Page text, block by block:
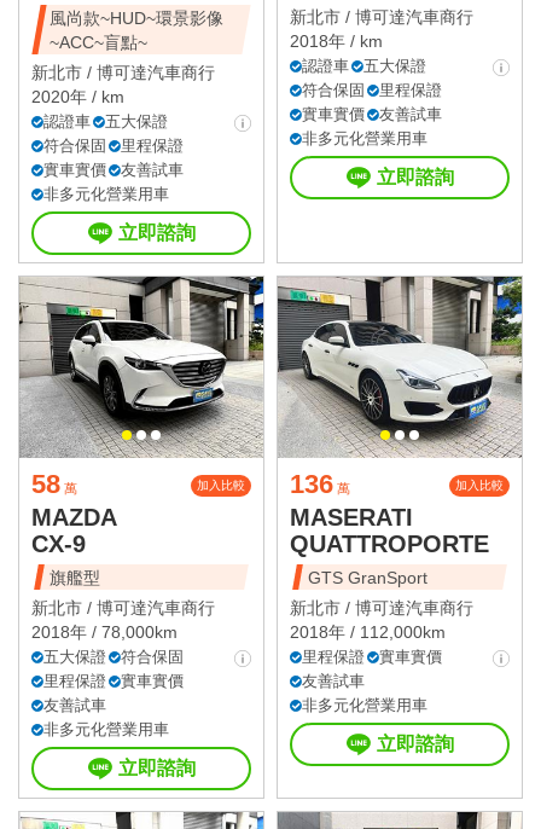
風尚款~HUD~環景影像
~ACC~盲點~
新北市 / 博可達汽車商行
2020年 / km
認證車
五大保證
符合保固
里程保證
實車實價
友善試車
非多元化營業用車
立即諮詢
新北市 / 博可達汽車商行
2018年 / km
認證車
五大保證
符合保固
里程保證
實車實價
友善試車
非多元化營業用車
立即諮詢
58 萬 加入比較
MAZDA
CX-9
旗艦型
新北市 / 博可達汽車商行
2018年 / 78,000km
五大保證
符合保固
里程保證
實車實價
友善試車
非多元化營業用車
立即諮詢
136 萬 加入比較
MASERATI
QUATTROPORTE
GTS GranSport
新北市 / 博可達汽車商行
2018年 / 112,000km
里程保證
實車實價
友善試車
非多元化營業用車
立即諮詢